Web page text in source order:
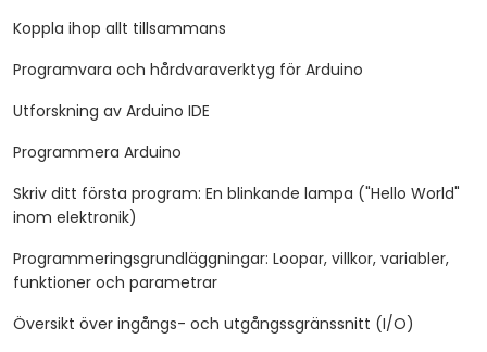
Koppla ihop allt tillsammans
Programvara och hårdvaraverktyg för Arduino
Utforskning av Arduino IDE
Programmera Arduino
Skriv ditt första program: En blinkande lampa ("Hello World"
inom elektronik)
Programmeringsgrundläggningar: Loopar, villkor, variabler,
funktioner och parametrar
Översikt över ingångs- och utgångssgränssnitt (I/O)